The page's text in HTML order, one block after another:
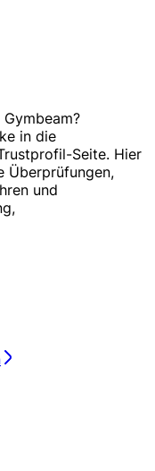
in die
Seite. Hier
Überprüfungen,
und